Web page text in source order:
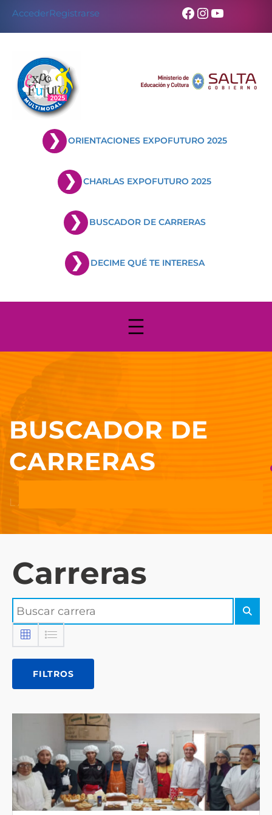
content
AccederRegistrarse Facebook
Instagram
YouTube
ORIENTACIONES EXPOFUTURO 2025
CHARLAS EXPOFUTURO 2025
BUSCADOR DE CARRERAS
DECIME QUÉ TE INTERESA
BUSCADOR DE
CARRERAS
Carreras
FILTROS